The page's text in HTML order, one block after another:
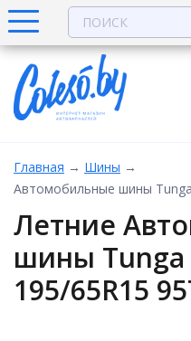
Главная → Шины →
Автомобильные шины
Летние
шины Tunga
195/65R15